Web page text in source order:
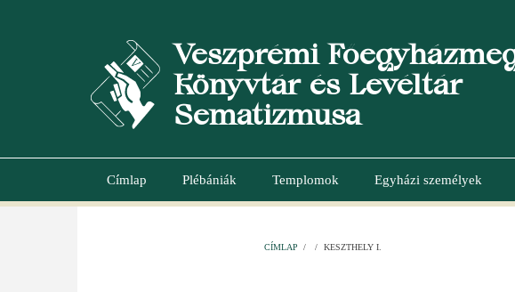
Veszprémi
Könyvtár és Levéltár
Sematizmusa
Main
Címlap Plébániák Templomok Egyházi személyek
CÍMLAP / / KESZTHELY I.